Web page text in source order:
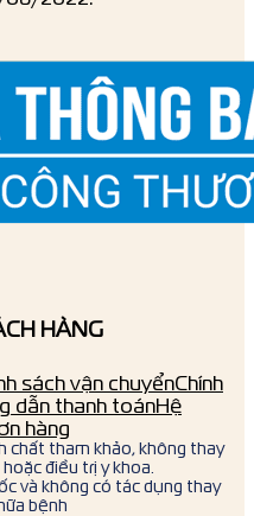
HÀNG
sách vận chuyểnChính
dẫn thanh toánHệ
hàng
chất tham khảo, không thay
điều trị y khoa.
và không có tác dụng thay
bệnh